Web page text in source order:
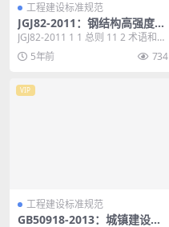
工程建设标准规范
JGJ82-2011：钢结构高强度螺
栓连接技术规程
JGJ82-2011 1 1 总则 11 2 术语和符
号 12 2.1 术语 1...
5年前 734
VIP
工程建设标准规范
GB50918-2013：城镇建设智